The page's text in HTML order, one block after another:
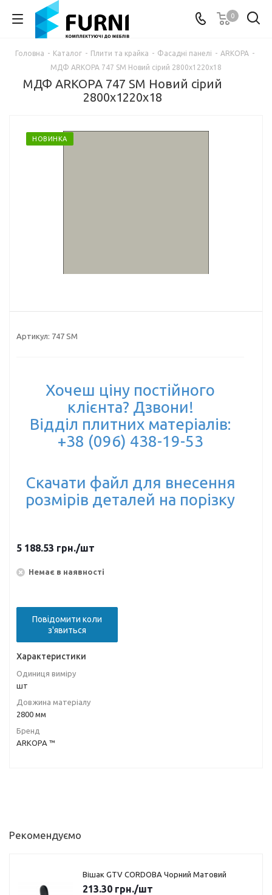
0
Головна - Каталог - Плити та крайка - Фасадні панелі - ARKOPA -
МДФ ARKOPA 747 SM Новий сірий 2800х1220х18
МДФ ARKOPA 747 SM Новий сірий
2800х1220х18
НОВИНКА
Артикул: 747 SM
Хочеш ціну постійного
клієнта? Дзвони!
Відділ плитних матеріалів:
+38 (096) 438-19-53
Скачати файл для внесення
розмірів деталей на порізку
5 188.53 грн./шт
Немає в наявності
Повідомити коли
з'явиться
Характеристики
Одиниця виміру
шт
Довжина матеріалу
2800 мм
Бренд
ARKOPA ™
Рекомендуємо
Вішак GTV CORDOBA Чорний Матовий
213.30 грн./шт